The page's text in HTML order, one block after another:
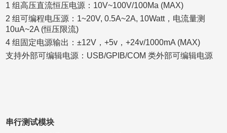
1 组高压直流恒压电源：10V~100V/100Ma (MAX)
2 组可编程电压源：1~20V, 0.5A~2A, 10Watt，电流量测
10uA~2A (恒压限流)
4 组固定电源输出：±12V，+5v，+24v/1000mA (MAX)
支持外部可编辑电源：USB/GPIB/COM 类外部可编辑电源
串行测试模块